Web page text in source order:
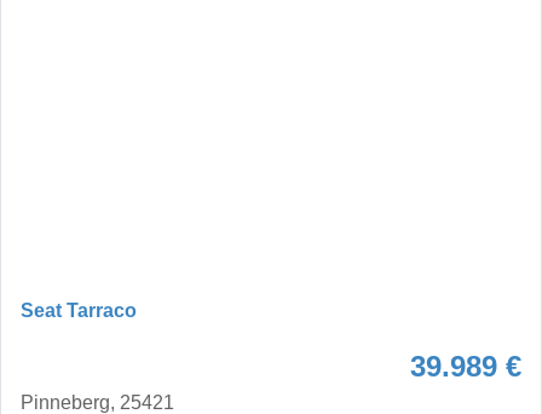
Seat Tarraco
39.989 €
Pinneberg, 25421